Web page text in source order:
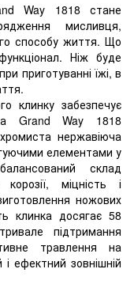
Way 1818 стане
мисливця,
способу життя. Що
Ніж буде
приготуванні їжі, в
клинку забезпечує
Grand Way 1818
нержавіюча
елементами у
склад
міцність і
ножових
клинка досягає 58
підтримання
травлення на
ефектний зовнішній